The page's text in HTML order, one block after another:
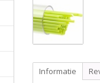
Informatie